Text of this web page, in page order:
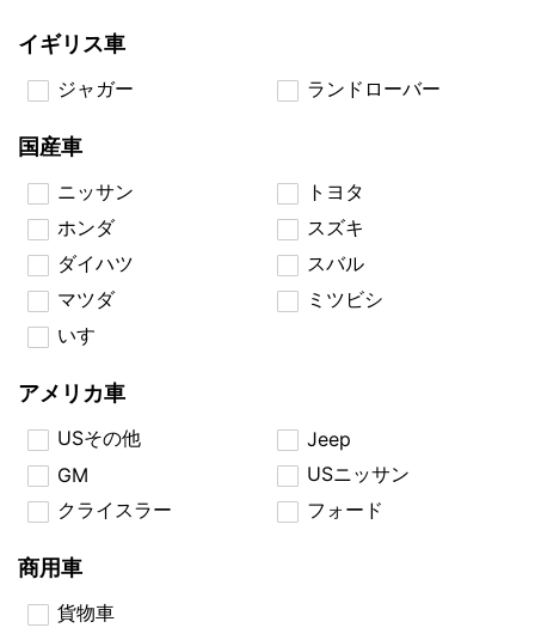
イギリス車
ジャガー ランドローバー
国産車
ニッサン
トヨタ
ホンダ
スズキ
ダイハツ
スバル
マツダ
ミツビシ
いすゞ
アメリカ車
USその他
Jeep
GM
USニッサン
クライスラー
フォード
商用車
貨物車